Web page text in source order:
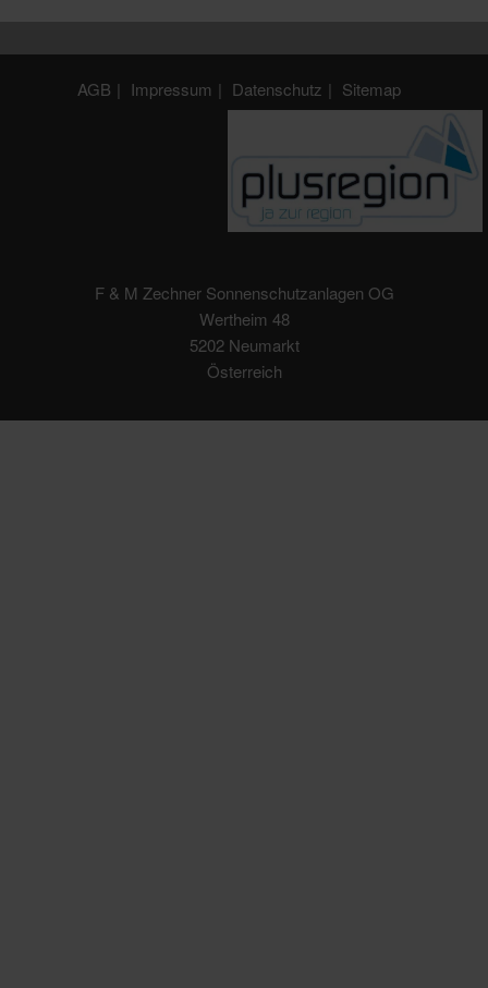
AGB Impressum Datenschutz Sitemap
F & M Zechner Sonnenschutzanlagen OG
Wertheim 48
5202 Neumarkt
Österreich